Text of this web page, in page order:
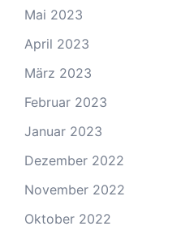
Mai 2023
April 2023
März 2023
Februar 2023
Januar 2023
Dezember 2022
November 2022
Oktober 2022